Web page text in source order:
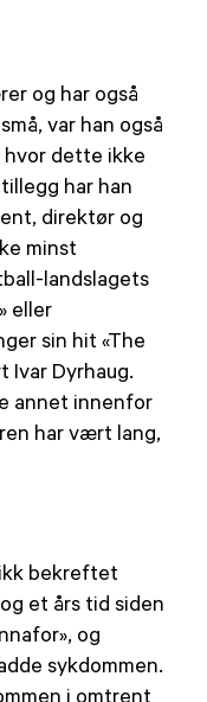
og har også
var han også
dette ikke
har han
direktør og
minst
landslagets
eller
sin hit «The
Ivar Dyrhaug.
annet innenfor
har vært lang,
bekreftet
et års tid siden
og
sykdommen.
i omtrent